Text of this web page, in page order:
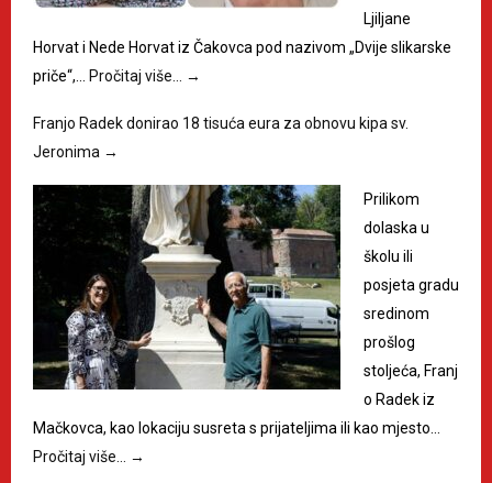
Ljiljane
Horvat i Nede Horvat iz Čakovca pod nazivom „Dvije slikarske
priče“,…
Pročitaj više… →
Franjo Radek donirao 18 tisuća eura za obnovu kipa sv.
Jeronima →
Prilikom
dolaska u
školu ili
posjeta gradu
sredinom
prošlog
stoljeća, Franj
o Radek iz
Mačkovca, kao lokaciju susreta s prijateljima ili kao mjesto…
Pročitaj više…
→